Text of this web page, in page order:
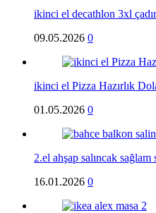
ikinci el decathlon 3xl
09.05.2026 0
ikinci el Pizza Hazırlık
01.05.2026 0
2.el ahşap salıncak sağlam
16.01.2026 0